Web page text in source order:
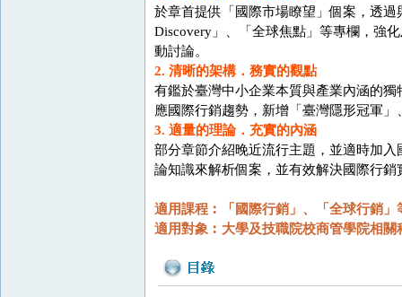
於章首提供「國際市場瞭望」個案，透
Discovery」、「全球焦點」等專欄，強
動討論。
2. 清晰的架構．務實的觀點
有鑑於臺灣中小企業本質與產業內涵的
應國際行銷趨勢，新增「臺灣隱形冠軍
3. 適量的理論．充實的內涵
部分章節介紹晚近流行主題，並適時加
論知識來解析個案，並有效解決國際行銷
適用課程︰「國際行銷」、「全球行銷」
適用對象︰大學及技職院校商管學院相關